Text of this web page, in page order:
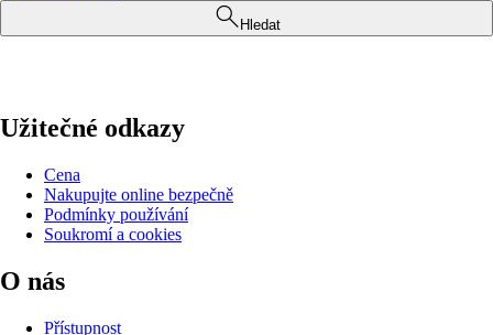
Hledat
Užitečné odkazy
Cena
Nakupujte online bezpečně
Podmínky používání
Soukromí a cookies
O nás
Přístupnost